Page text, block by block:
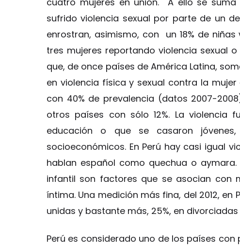
sufrido violencia sexual por parte de un
enrostran, asimismo, con un 18% de
tres mujeres reportando violencia sexual o
que, de once países de América Latina,
en violencia física y sexual contra la
con 40% de prevalencia (datos 2007-
otros países con sólo 12%. La violencia
educación o que se casaron
socioeconómicos. En Perú hay casi igual
hablan español como quechua o
infantil son factores que se asocian con
íntima. Una medición más fina, del 2012, en
unidas y bastante más, 25%, en
Perú es considerado uno de los países